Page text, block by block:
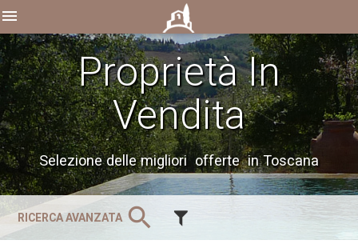
menu
RICERCA AVANZATA search
Proprietà In
Vendita
Selezione delle migliori offerte in Toscana